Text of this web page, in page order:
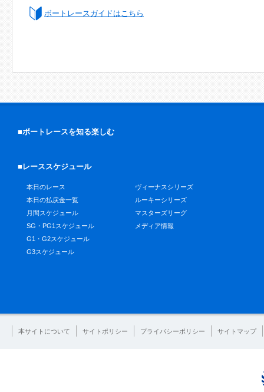
ボートレースガイドはこちら
■ボートレースを知る楽しむ
■レーススケジュール
本日のレース
本日の払戻金一覧
月間スケジュール
SG・PG1スケジュール
G1・G2スケジュール
G3スケジュール
ヴィーナスシリーズ
ルーキーシリーズ
マスターズリーグ
メディア情報
本サイトについて サイトポリシー プライバシーポリシー サイトマップ